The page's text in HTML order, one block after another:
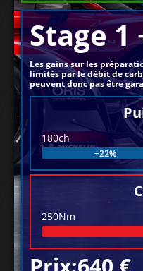
Stage 1
Les gains sur les
limités par le débit de
peuvent donc pas être
180ch
+22%
250Nm